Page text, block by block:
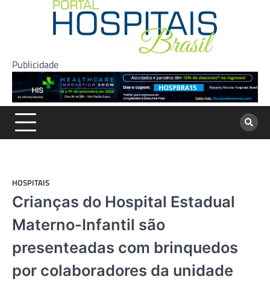
Publicidade
HOSPITAIS
Crianças do Hospital Estadual
Materno-Infantil são
presenteadas com brinquedos
por colaboradores da unidade